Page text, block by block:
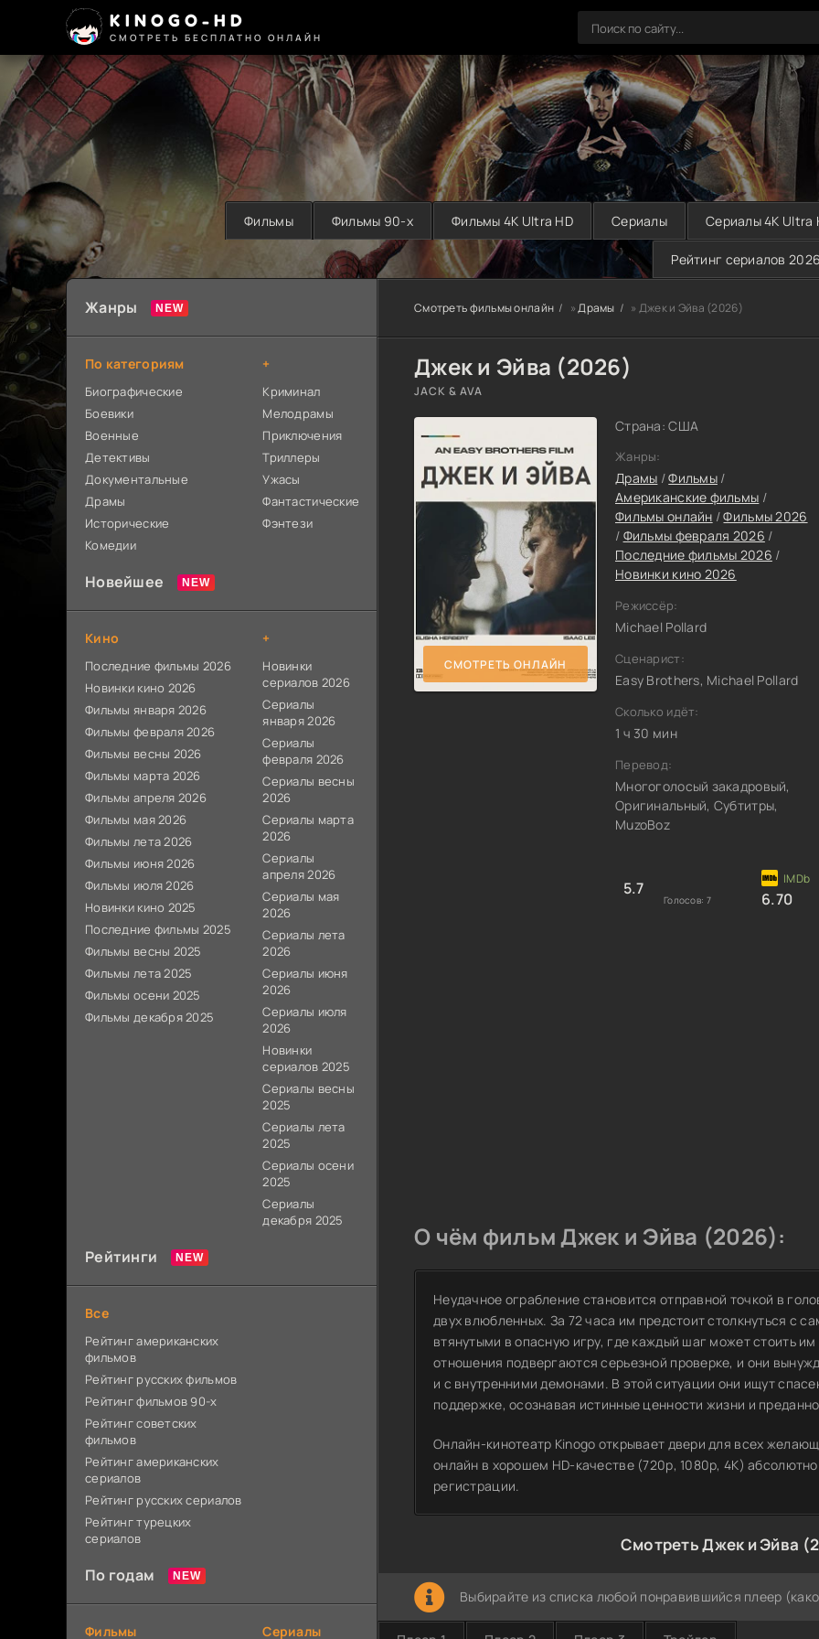
KINOGO-HD
СМОТРЕТЬ БЕСПЛАТНО ОНЛАЙН
Фильмы Фильмы 90-х Фильмы 4K Ultra HD Сериалы Сериалы 4K Ultra
Рейтинг сериалов 2026
Смотреть фильмы онлайн »Драмы » Джек и Эйва (2026)
Джек и Эйва (2026)
JACK & AVA
СМОТРЕТЬ ОНЛАЙН
Страна: США
Жанры:
Драмы /Фильмы/
Американские фильмы /
Фильмы онлайн /Фильмы 2026
/ Фильмы февраля 2026 /
Последние фильмы 2026 /
Новинки кино 2026
Режиссёр:
Michael Pollard
Сценарист:
Easy Brothers, Michael Pollard
Сколько идёт:
1 ч 30 мин
Перевод:
Многоголосый закадровый,
Оригинальный, Субтитры,
MuzoBoz
5.7
Голосов: 7 6.70
О чём фильм Джек и Эйва (2026):
Неудачное ограбление становится отправной точкой в
двух влюбленных. За 72 часа им предстоит столкнуться с
втянутыми в опасную игру, где каждый шаг может стоить
отношения подвергаются серьезной проверке, и они
и с внутренними демонами. В этой ситуации они ищут
поддержке, осознавая истинные ценности жизни и
Онлайн-кинотеатр Kinogo открывает двери для всех
онлайн в хорошем HD-качестве (720p, 1080p, 4K)
регистрации.
Смотреть Джек и Эйва
Выбирайте из списка любой понравившийся плеер
Жанры
По категориям
Биографические
Боевики
Военные
Детективы
Документальные
Драмы
Исторические
Комедии
+
Криминал
Мелодрамы
Приключения
Триллеры
Ужасы
Фантастические
Фэнтези
Новейшее
Кино
Последние фильмы 2026
Новинки кино 2026
Фильмы января 2026
Фильмы февраля 2026
Фильмы весны 2026
Фильмы марта 2026
Фильмы апреля 2026
Фильмы мая 2026
Фильмы лета 2026
Фильмы июня 2026
Фильмы июля 2026
Новинки кино 2025
Последние фильмы 2025
Фильмы весны 2025
Фильмы лета 2025
Фильмы осени 2025
Фильмы декабря 2025
+
Новинки
сериалов 2026
Сериалы
января 2026
Сериалы
февраля 2026
Сериалы весны
2026
Сериалы марта
2026
Сериалы
апреля 2026
Сериалы мая
2026
Сериалы лета
2026
Сериалы июня
2026
Сериалы июля
2026
Новинки
сериалов 2025
Сериалы весны
2025
Сериалы лета
2025
Сериалы осени
2025
Сериалы
декабря 2025
Рейтинги
Все
Рейтинг американских
фильмов
Рейтинг русских фильмов
Рейтинг фильмов 90-х
Рейтинг советских
фильмов
Рейтинг американских
сериалов
Рейтинг русских сериалов
Рейтинг турецких
сериалов
По годам
Фильмы Сериалы